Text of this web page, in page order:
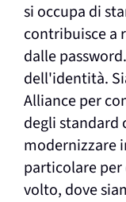
si occupa di
contribuisce a
dalle
dell'identità.
Alliance per
degli standard
modernizzare
particolare
volto, dove